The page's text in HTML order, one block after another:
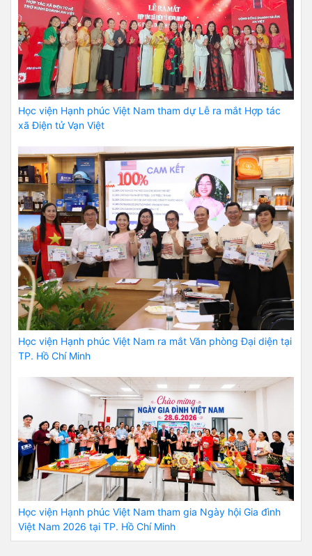
Học viện Hạnh phúc Việt Nam tham dự Lễ ra mắt Hợp tác
xã Điện tử Vạn Việt
Học viện Hạnh phúc Việt Nam ra mắt Văn phòng Đại diện tại
TP. Hồ Chí Minh
Học viện Hạnh phúc Việt Nam tham gia Ngày hội Gia đình
Việt Nam 2026 tại TP. Hồ Chí Minh